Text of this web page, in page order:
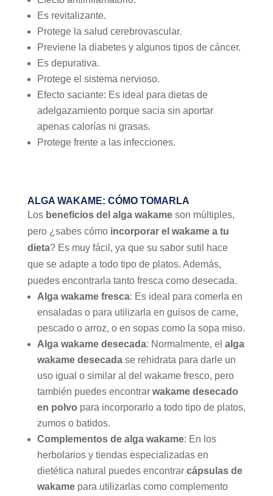
Es revitalizante.
Protege la salud cerebrovascular.
Previene la diabetes y algunos tipos de cáncer.
Es depurativa.
Protege el sistema nervioso.
Efecto saciante: Es ideal para dietas de
adelgazamiento porque sacia sin aportar
apenas calorías ni grasas.
Protege frente a las infecciones.
ALGA WAKAME: CÓMO TOMARLA
Los beneficios del alga wakameson múltiples,
pero ¿sabes cómo incorporar el wakame a tu
dieta? Es muy fácil, ya que su sabor sutil hace
que se adapte a todo tipo de platos. Además,
puedes encontrarla tanto fresca como desecada.
Alga wakame fresca: Es ideal para comerla en
ensaladas o para utilizarla en guisos de carne,
pescado o arroz, o en sopas como la sopa miso.
Alga wakame desecada: Normalmente, el alga
wakame desecadase rehidrata para darle un
uso igual o similar al del wakame fresco, pero
también puedes encontrar wakame desecado
en polvo para incorporarlo a todo tipo de platos,
zumos o batidos.
Complementos de alga wakame: En los
herbolarios y tiendas especializadas en
dietética natural puedes encontrar cápsulas de
wakame para utilizarlas como complemento